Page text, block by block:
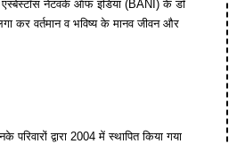
नेटवर्क ऑफ इंडिया (BANI) के डॉ
कर वर्तमान व भविष्य के मानव जीवन और
द्वारा 2004 में स्थापित किया गया